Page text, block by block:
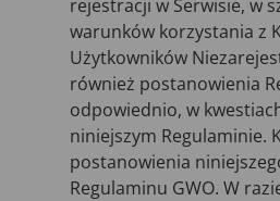
rejestracji w Serwisie, w
warunków korzystania z
Użytkowników
również postanowienia
odpowiednio, w
niniejszym Regulaminie.
postanowienia
Regulaminu GWO. W